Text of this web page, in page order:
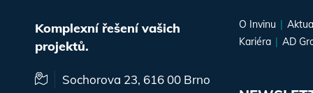
Komplexní řešení vašich
projektů.
Sochorova 23, 616 00 Brno
O Invinu
Kariéra
AD